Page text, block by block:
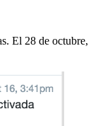
El 28 de octubre,